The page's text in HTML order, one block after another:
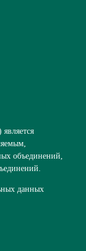
объединений,
данных